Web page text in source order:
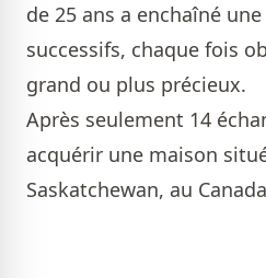
de 25 ans a enchaîné une
successifs, chaque fois
grand ou plus précieux.
Après seulement 14
acquérir une maison
Saskatchewan, au